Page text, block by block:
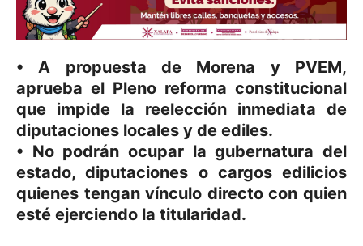
• A propuesta de Morena y PVEM,
aprueba el Pleno reforma constitucional
que impide la reelección inmediata de
diputaciones locales y de ediles.
• No podrán ocupar la gubernatura del
estado, diputaciones o cargos edilicios
quienes tengan vínculo directo con quien
esté ejerciendo la titularidad.